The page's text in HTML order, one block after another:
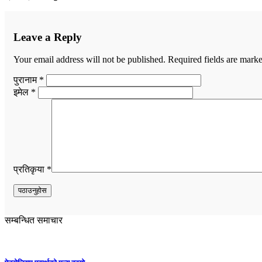
Leave a Reply
Your email address will not be published. Required fields are
पुरानाम *
इमेल *
प्रतिकृया *
सम्बन्धित समाचार